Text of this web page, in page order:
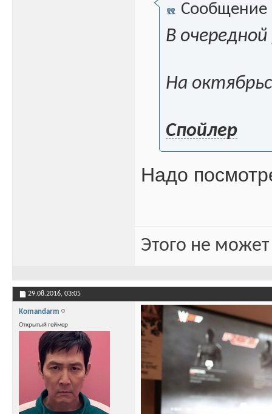
Сообщение
В
На
Спойлер
Надо
Этого не
29.08.2016, 03:05
Komandarm
Открытый геймер